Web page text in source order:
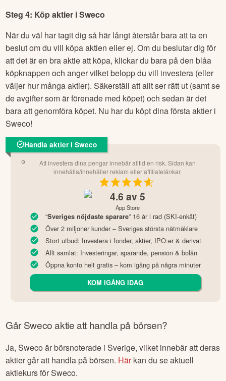
Steg 4: Köp aktier iSweco
När du väl har tagit dig så här långt återstår bara att ta en
beslut om du vill köpa aktien eller ej. Om du beslutar dig för
att det är en bra aktie att köpa, klickar du bara på den blåa
köpknappen och anger vilket belopp du vill investera (eller
väljer hur många aktier). Säkerställ att allt ser rätt ut (samt se
de avgifter som är förenade med köpet) och sedan är det
bara att genomföra köpet. Nu har du köpt dina första aktier i
Sweco!
Handla aktier i Sweco
Att investera dina pengar innebär alltid en risk. Sidan kan
innehålla/innehåller reklam eller affiliatelänkar.
4.6 av 5
App Store
“Sveriges nöjdaste sparare” 16 år i rad (SKI-enkät)
Över 2 miljoner kunder – Sveriges största nätmäklare
Stort utbud: Investera i fonder, aktier, IPO:er & derivat
Allt samlat: Investeringar, sparande, pension & bolån
Öppna konto helt gratis – kom igång på några minuter
KOM IGÅNG IDAG
GårSwecoaktie att handla på börsen?
Ja,Sweco är börsnoterade i Sverige, vilket innebär att deras
aktier går att handla på börsen. Härkan du se aktuell
aktiekurs förSweco.